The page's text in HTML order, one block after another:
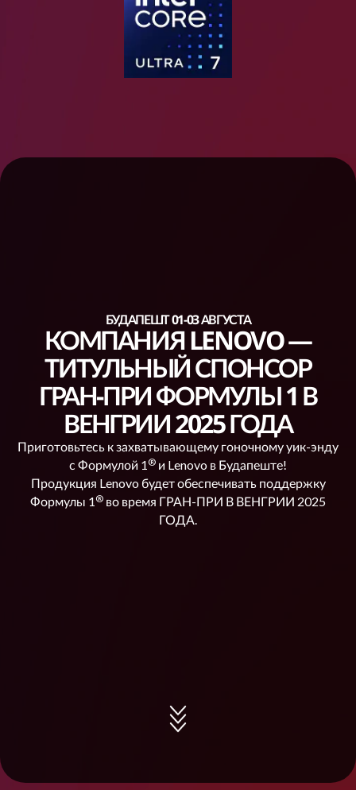
БУДАПЕШТ 01-03 АВГУСТА
КОМПАНИЯ LENOVO —
ТИТУЛЬНЫЙ СПОНСОР
ГРАН-ПРИ ФОРМУЛЫ 1 В
ВЕНГРИИ 2025 ГОДА
Приготовьтесь к захватывающему гоночному уик-энду
с Формулой 1® и Lenovo в Будапеште!
Продукция Lenovo будет обеспечивать поддержку
Формулы 1® во время ГРАН-ПРИ В ВЕНГРИИ 2025
ГОДА.